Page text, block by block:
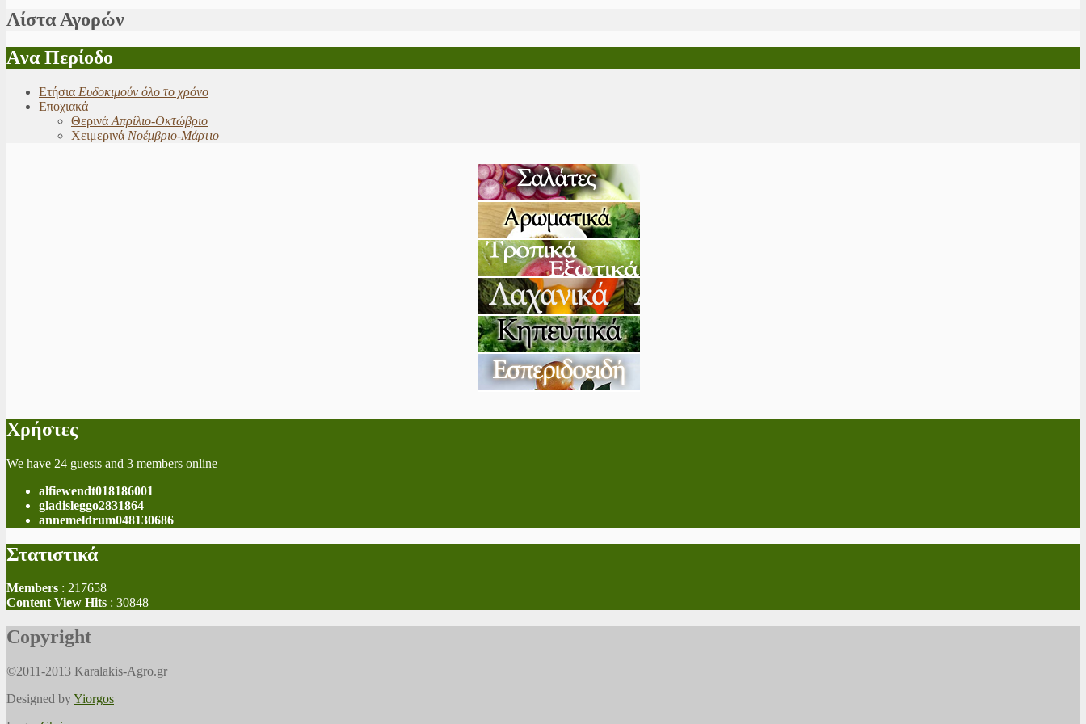
Λίστα Αγορών
Aνα Περίοδο
Ετήσια Ευδοκιμούν όλο το χρόνο
Εποχιακά
Θερινά Απρίλιο-Οκτώβριο
Χειμερινά Νοέμβριο-Μάρτιο
Χρήστες
We have 24 guests and 3 members online
alfiewendt018186001
gladisleggo2831864
annemeldrum048130686
Στατιστικά
Members : 217658
Content View Hits : 30848
Copyright
©2011-2013 Karalakis-Agro.gr
Designed byYiorgos